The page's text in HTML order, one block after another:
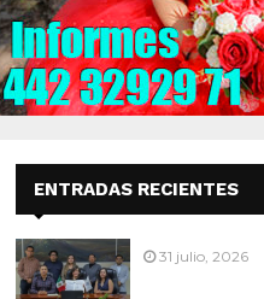
ENTRADAS RECIENTES
31 julio, 2026